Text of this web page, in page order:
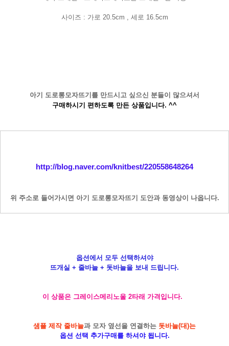
사이즈 : 가로 20.5cm , 세로 16.5cm
아기 도로롱모자뜨기를 만드시고 싶으신 분들이 많으셔서
구매하시기 편하도록 만든 상품입니다. ^^
http://blog.naver.com/knitbest/220558648264
위 주소로 들어가시면 아기 도로롱모자뜨기 도안과 동영상이 나옵니다.
옵션에서 모두 선택하셔야
뜨개실 + 줄바늘 + 돗바늘을 보내 드립니다.
이 상품은 그레이스메리노울 2타래 가격입니다.
샘플 제작 줄바늘과 모자 옆선을 연결하는 돗바늘(대)는
옵션 선택 추가구매를 하셔야 됩니다.